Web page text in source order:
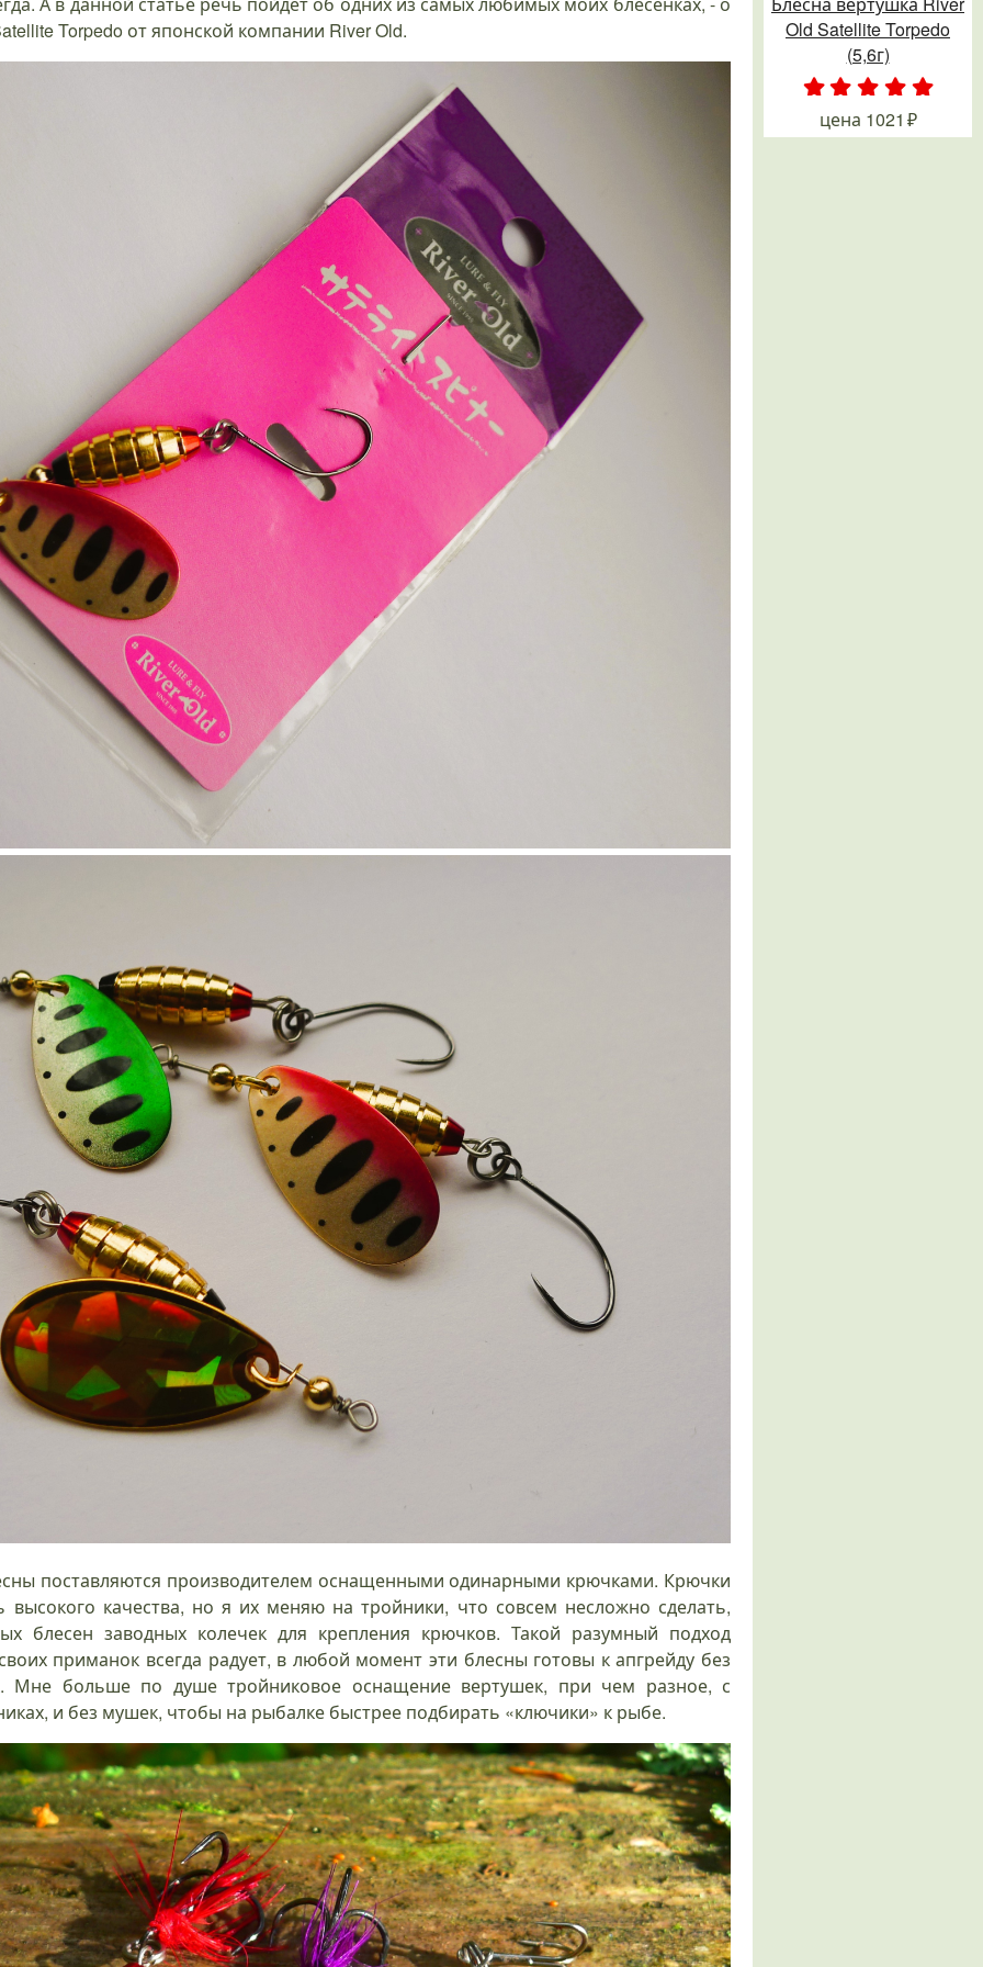
Torpedo от японской компании River Old.
поставляются производителем оснащенными одинарными крючками. Крючки
высокого качества, но я их меняю на тройники, что совсем несложно сделать,
блесен заводных колечек для крепления крючков. Такой разумный подход
приманок всегда радует, в любой момент эти блесны готовы к апгрейду без
Мне больше по душе тройниковое оснащение вертушек, при чем разное, с
и без мушек, чтобы на рыбалке быстрее подбирать «ключики» к рыбе.
Old Satellite Torpedo
(5,6г)
. . .
цена 1021